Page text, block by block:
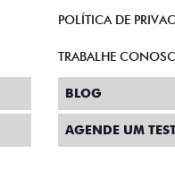
POLÍTICA DE
TRABALHE
BLOG
AGENDE UM